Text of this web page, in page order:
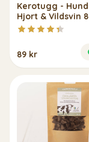
Kerotugg -
Hjort & Vildsvin
89 kr